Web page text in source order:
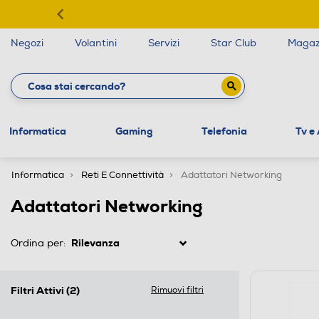
Negozi Volantini Servizi Star Club
Informatica Gaming Telefonia Tv e
Informatica Reti E Connettività Adattatori Networking
Adattatori Networking
Ordina per:
Filtri Attivi (2) Rimuovi filtri